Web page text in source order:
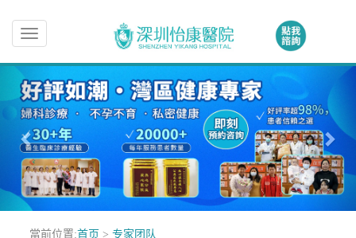
Toggle
navigation
當前位置:首页 > 专家团队